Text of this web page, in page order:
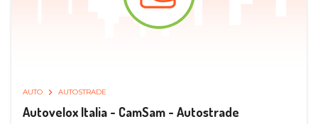
AUTO AUTOSTRADE
Autovelox Italia - CamSam - Autostrade